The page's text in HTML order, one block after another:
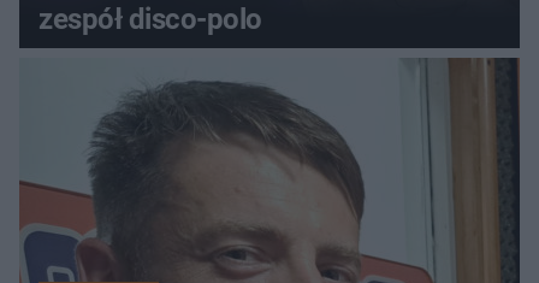
zespół disco-polo